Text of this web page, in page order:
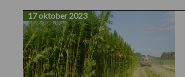
17 oktober 2023